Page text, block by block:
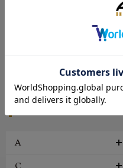
帽子
ファッション雑貨
A
C